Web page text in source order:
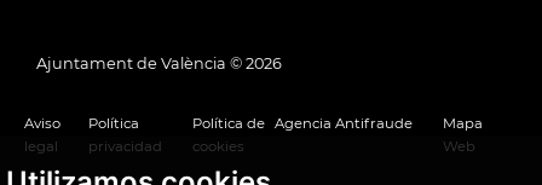
Ajuntament de València © 2026
Aviso
legal
Política
privacidad
Política de
cookies
Agencia Antifraude
Mapa
Web